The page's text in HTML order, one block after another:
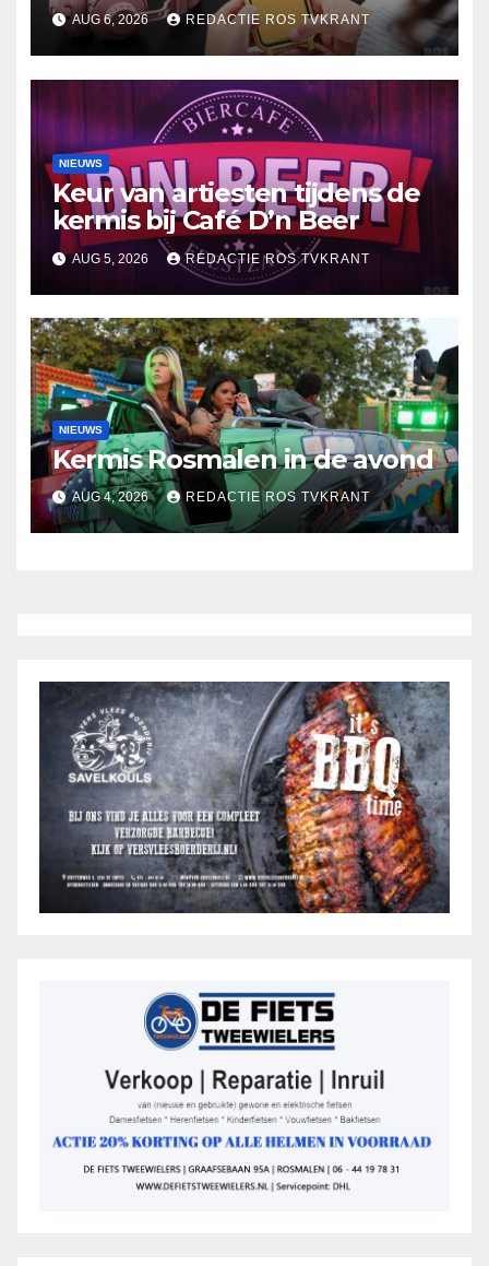
2025
AUG 6, 2026 REDACTIE ROS TVKRANT
NIEUWS
Keur van artiesten tijdens de
kermis bij Café D’n Beer
AUG 5, 2026 REDACTIE ROS TVKRANT
NIEUWS
Kermis Rosmalen in de avond
AUG 4, 2026 REDACTIE ROS TVKRANT